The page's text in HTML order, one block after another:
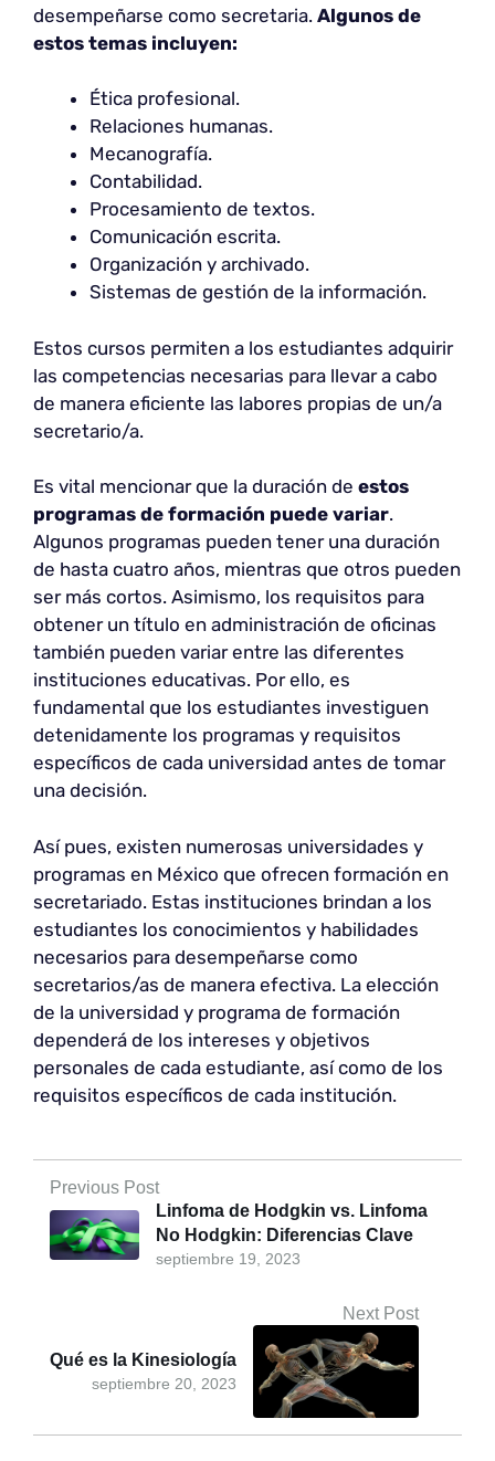
desempeñarse como secretaria. Algunos de
estos temas incluyen:
Ética profesional.
Relaciones humanas.
Mecanografía.
Contabilidad.
Procesamiento de textos.
Comunicación escrita.
Organización y archivado.
Sistemas de gestión de la información.
Estos cursos permiten a los estudiantes adquirir
las competencias necesarias para llevar a cabo
de manera eficiente las labores propias de un/a
secretario/a.
Es vital mencionar que la duración de estos
programas de formación puede variar.
Algunos programas pueden tener una duración
de hasta cuatro años, mientras que otros pueden
ser más cortos. Asimismo, los requisitos para
obtener un título en administración de oficinas
también pueden variar entre las diferentes
instituciones educativas. Por ello, es
fundamental que los estudiantes investiguen
detenidamente los programas y requisitos
específicos de cada universidad antes de tomar
una decisión.
Así pues, existen numerosas universidades y
programas en México que ofrecen formación en
secretariado. Estas instituciones brindan a los
estudiantes los conocimientos y habilidades
necesarios para desempeñarse como
secretarios/as de manera efectiva. La elección
de la universidad y programa de formación
dependerá de los intereses y objetivos
personales de cada estudiante, así como de los
requisitos específicos de cada institución.
Previous Post
septiembre 19, 2023
Linfoma de Hodgkin vs. Linfoma
No Hodgkin: Diferencias Clave
Next Post
septiembre 20, 2023
Qué es la Kinesiología